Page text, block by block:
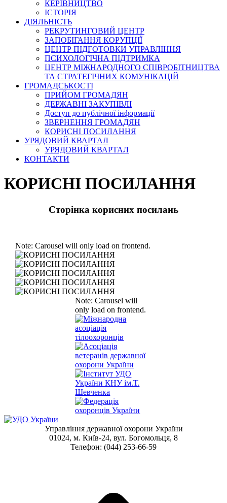
КЕРІВНИЦТВО
ІСТОРІЯ
ДІЯЛЬНІСТЬ
РЕКРУТИНГОВИЙ ЦЕНТР
ЗАПОБІГАННЯ КОРУПЦІЇ
ЦЕНТР ПІДГОТОВКИ УПРАВЛІННЯ
ПСИХОЛОГІЧНА ПІДТРИМКА
ЦЕНТР МІЖНАРОДНОГО СПІВРОБІТНИЦТВА
ТА СТРАТЕГІЧНИХ КОМУНІКАЦІЙ
ГРОМАДСЬКОСТІ
ПРИЙОМ ГРОМАДЯН
ДЕРЖАВНІ ЗАКУПІВЛІ
Доступ до публічної інформації
ЗВЕРНЕННЯ ГРОМАДЯН
КОРИСНІ ПОСИЛАННЯ
УРЯДОВИЙ КВАРТАЛ
УРЯДОВИЙ КВАРТАЛ
КОНТАКТИ
КОРИСНІ ПОСИЛАННЯ
Сторінка корисних посилань
Note: Carousel will only load on frontend.
Note: Carousel will
only load on frontend.
Управління державної охорони України
01024, м. Київ-24, вул. Богомольця, 8
Телефон: (044) 253-66-59